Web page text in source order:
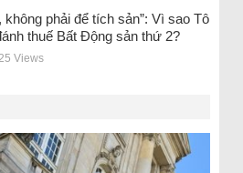
không phải để tích sản”: Vì sao Tô
thuế Bất Động sản thứ 2?
Views